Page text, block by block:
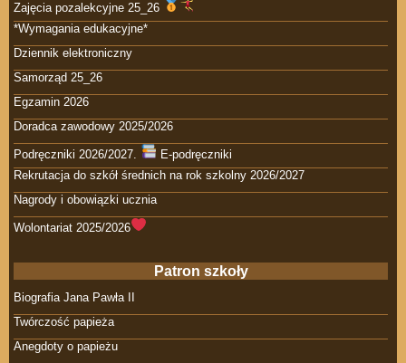
Zajęcia pozalekcyjne 25_26
*Wymagania edukacyjne*
Dziennik elektroniczny
Samorząd 25_26
Egzamin 2026
Doradca zawodowy 2025/2026
Podręczniki 2026/2027.
E-podręczniki
Rekrutacja do szkół średnich na rok szkolny 2026/2027
Nagrody i obowiązki ucznia
Wolontariat 2025/2026
Patron szkoły
Biografia Jana Pawła II
Twórczość papieża
Anegdoty o papieżu